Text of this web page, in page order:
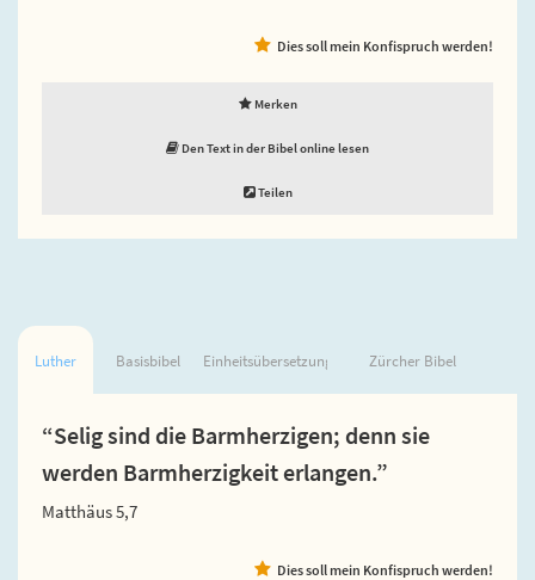
Dies soll mein Konfispruch werden!
Merken
Den Text in der Bibel online lesen
Teilen
Luther Basisbibel Einheitsübersetzung Zürcher Bibel
“Selig sind die Barmherzigen; denn sie
werden Barmherzigkeit erlangen.”
Matthäus 5,7
Dies soll mein Konfispruch werden!